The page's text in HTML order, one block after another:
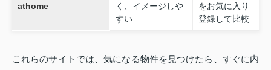
athome
く、イメージしや
すい
をお気に入り
登録して比較
これらのサイトでは、気になる物件を見つけたら、すぐに内